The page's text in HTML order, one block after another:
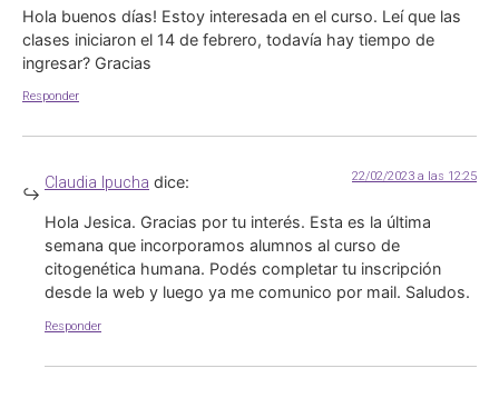
Hola buenos días! Estoy interesada en el curso. Leí que las
clases iniciaron el 14 de febrero, todavía hay tiempo de
ingresar? Gracias
Responder
Claudia Ipucha dice: 22/02/2023 a las 12:25
Hola Jesica. Gracias por tu interés. Esta es la última
semana que incorporamos alumnos al curso de
citogenética humana. Podés completar tu inscripción
desde la web y luego ya me comunico por mail. Saludos.
Responder